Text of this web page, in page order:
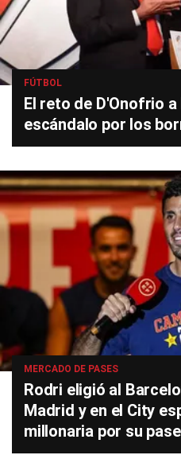
FÚTBOL
El reto de D'Onofrio
escándalo por los
MERCADO DE PASES
Rodri eligió al
Madrid y en el City
millonaria por su pase